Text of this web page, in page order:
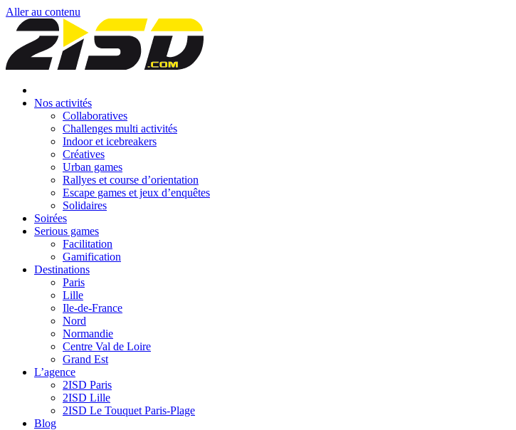
Aller au contenu
Nos activités
Collaboratives
Challenges multi activités
Indoor et icebreakers
Créatives
Urban games
Rallyes et course d’orientation
Escape games et jeux d’enquêtes
Solidaires
Soirées
Serious games
Facilitation
Gamification
Destinations
Paris
Lille
Ile-de-France
Nord
Normandie
Centre Val de Loire
Grand Est
L’agence
2ISD Paris
2ISD Lille
2ISD Le Touquet Paris-Plage
Blog